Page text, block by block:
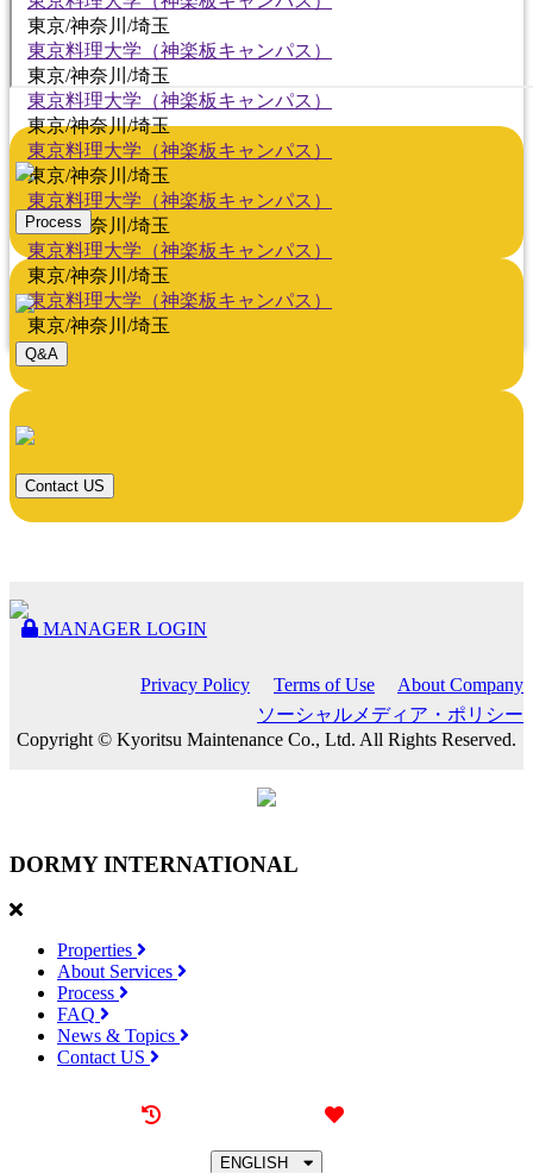
東京/神奈川/埼玉
東京料理大学（神楽板キャンパス）
東京/神奈川/埼玉
東京料理大学（神楽板キャンパス）
東京/神奈川/埼玉
東京料理大学（神楽板キャンパス）
東京/神奈川/埼玉
東京料理大学（神楽板キャンパス）
東京/神奈川/埼玉
東京料理大学（神楽板キャンパス）
東京/神奈川/埼玉
東京料理大学（神楽板キャンパス）
東京/神奈川/埼玉
Process
Q&A
Contact US
MANAGER LOGIN
Privacy Policy Terms of Use
About Company
ソーシャルメディア・ポリシー
Copyright © Kyoritsu Maintenance Co., Ltd. All Rights Reserved.
DORMY INTERNATIONAL
Properties
About Services
Process
FAQ
News & Topics
Contact US
ENGLISH